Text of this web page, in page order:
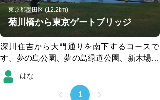
東京都墨田区 (12.2km)
菊川橋から東京ゲートブリッジ
深川住吉から大門通りを南下するコースで
す。夢の島公園、夢の島緑道公園、新木場緑
道公園、若洲公園を通って南端東京ゲートブ
リッジまで。東京ゲートブリッジは通れます
が反対側に渡ることはできません。早朝には
はな
1